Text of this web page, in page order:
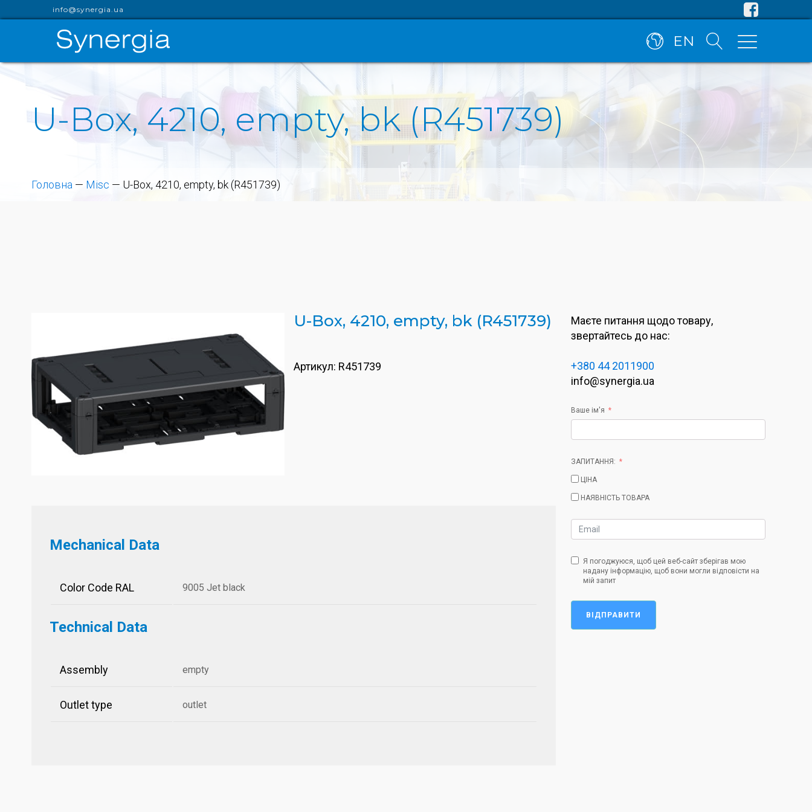
info@synergia.ua
EN
U-Box, 4210, empty, bk (R451739)
Головна — Misc — U-Box, 4210, empty, bk (R451739)
U-Box, 4210, empty, bk (R451739)
Артикул: R451739
Mechanical Data
Color Code RAL 9005 Jet black
Technical Data
Assembly empty
Outlet type outlet
Маєте питання щодо товару,
звертайтесь до нас:
+380 44 2011900
info@synergia.ua
Ваше ім'я
ЗАПИТАННЯ:
ЦІНА
НАЯВНІСТЬ ТОВАРА
Я погоджуюся, щоб цей веб-сайт зберігав мою
надану інформацію, щоб вони могли відповісти на
мій запит
ВІДПРАВИТИ